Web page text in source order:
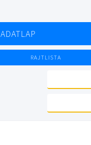
ADATLAP
RAJTLISTA